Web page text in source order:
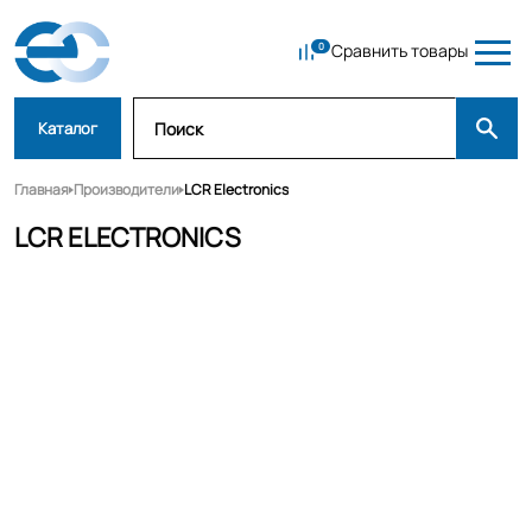
Сравнить товары
Каталог
Главная Производители LCR Electronics
LCR ELECTRONICS